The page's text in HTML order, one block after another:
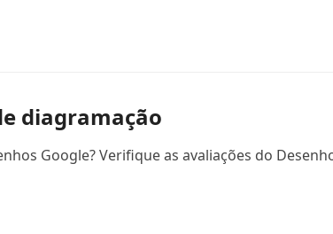
diagramação
Google? Verifique as avaliações do